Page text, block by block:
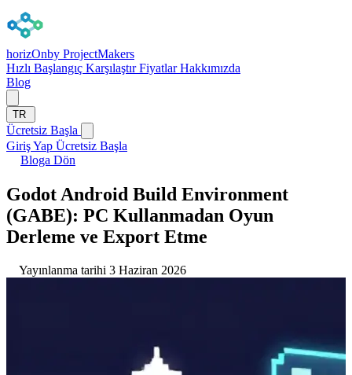
horizOnby ProjectMakers
Hızlı Başlangıç KarşılaştırFiyatlarHakkımızda
Blog
TR
Ücretsiz Başla
Giriş Yap Ücretsiz Başla
Bloga Dön
Godot Android Build Environment
(GABE): PC Kullanmadan Oyun
Derleme ve Export Etme
Yayınlanma tarihi 3 Haziran 2026